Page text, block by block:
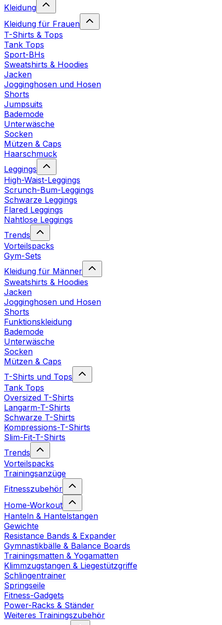
Kleidung
Kleidung für Frauen
T-Shirts & Tops
Tank Tops
Sport-BHs
Sweatshirts & Hoodies
Jacken
Jogginghosen und Hosen
Shorts
Jumpsuits
Bademode
Unterwäsche
Socken
Mützen & Caps
Haarschmuck
Leggings
High-Waist-Leggings
Scrunch-Bum-Leggings
Schwarze Leggings
Flared Leggings
Nahtlose Leggings
Trends
Vorteilspacks
Gym-Sets
Kleidung für Männer
Sweatshirts & Hoodies
Jacken
Jogginghosen und Hosen
Shorts
Funktionskleidung
Bademode
Unterwäsche
Socken
Mützen & Caps
T-Shirts und Tops
Tank Tops
Oversized T-Shirts
Langarm-T-Shirts
Schwarze T-Shirts
Kompressions-T-Shirts
Slim-Fit-T-Shirts
Trends
Vorteilspacks
Trainingsanzüge
Fitnesszubehör
Home-Workout
Hanteln & Hantelstangen
Gewichte
Resistance Bands & Expander
Gymnastikbälle & Balance Boards
Trainingsmatten & Yogamatten
Klimmzugstangen & Liegestützgriffe
Schlingentrainer
Springseile
Fitness-Gadgets
Power-Racks & Ständer
Weiteres Trainingszubehör